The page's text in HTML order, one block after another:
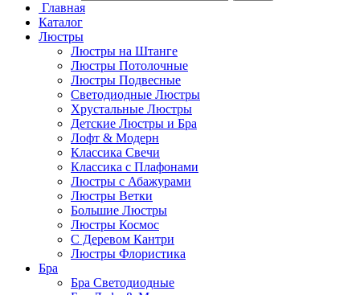
Главная
Каталог
Люстры
Люстры на Штанге
Люстры Потолочные
Люстры Подвесные
Светодиодные Люстры
Хрустальные Люстры
Детские Люстры и Бра
Лофт & Модерн
Классика Свечи
Классика с Плафонами
Люстры с Абажурами
Люстры Ветки
Большие Люстры
Люстры Космос
С Деревом Кантри
Люстры Флористика
Бра
Бра Светодиодные